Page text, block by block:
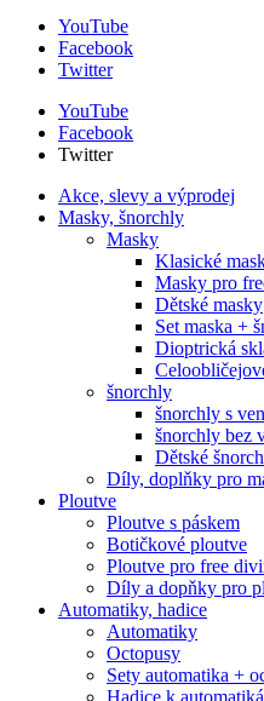
YouTube
Facebook
Twitter
YouTube
Facebook
Twitter
Akce, slevy a výprodej
Masky, šnorchly
Masky
Klasické
Masky pro
Dětské masky
Set maska +
Dioptrická
šnorchly
šnorchly s
šnorchly bez
Dětské
Díly, doplňky pro
Ploutve
Ploutve s páskem
Botičkové ploutve
Ploutve pro free
Díly a dopňky pro
Automatiky, hadice
Automatiky
Octopusy
Sety automatika +
Hadice k